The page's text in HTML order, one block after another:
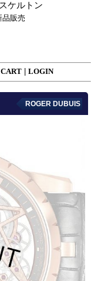
ケルトン
品販売
CART LOGIN
ROGER DUBUIS